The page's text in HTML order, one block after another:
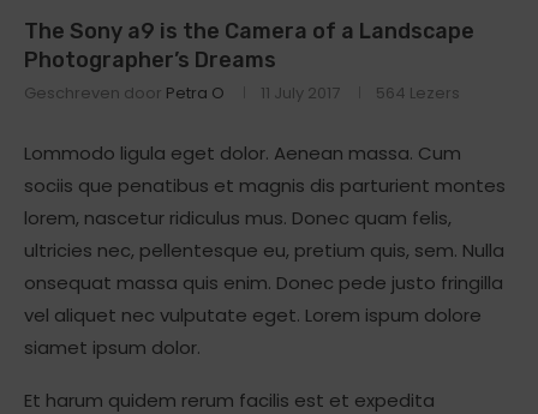
The Sony a9 is the Camera of a Landscape
Photographer’s Dreams
Geschreven door Petra O 11 July 2017 564 Lezers
Lommodo ligula eget dolor. Aenean massa. Cum
sociis que penatibus et magnis dis parturient montes
lorem, nascetur ridiculus mus. Donec quam felis,
ultricies nec, pellentesque eu, pretium quis, sem. Nulla
onsequat massa quis enim. Donec pede justo fringilla
vel aliquet nec vulputate eget. Lorem ispum dolore
siamet ipsum dolor.
Et harum quidem rerum facilis est et expedita